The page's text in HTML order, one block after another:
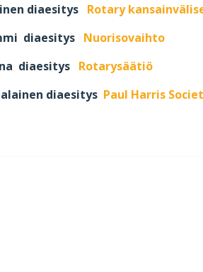
diaesitys Rotary
diaesitys Nuorisovaihto
diaesitys Rotarysäätiö
diaesitys Paul Harris